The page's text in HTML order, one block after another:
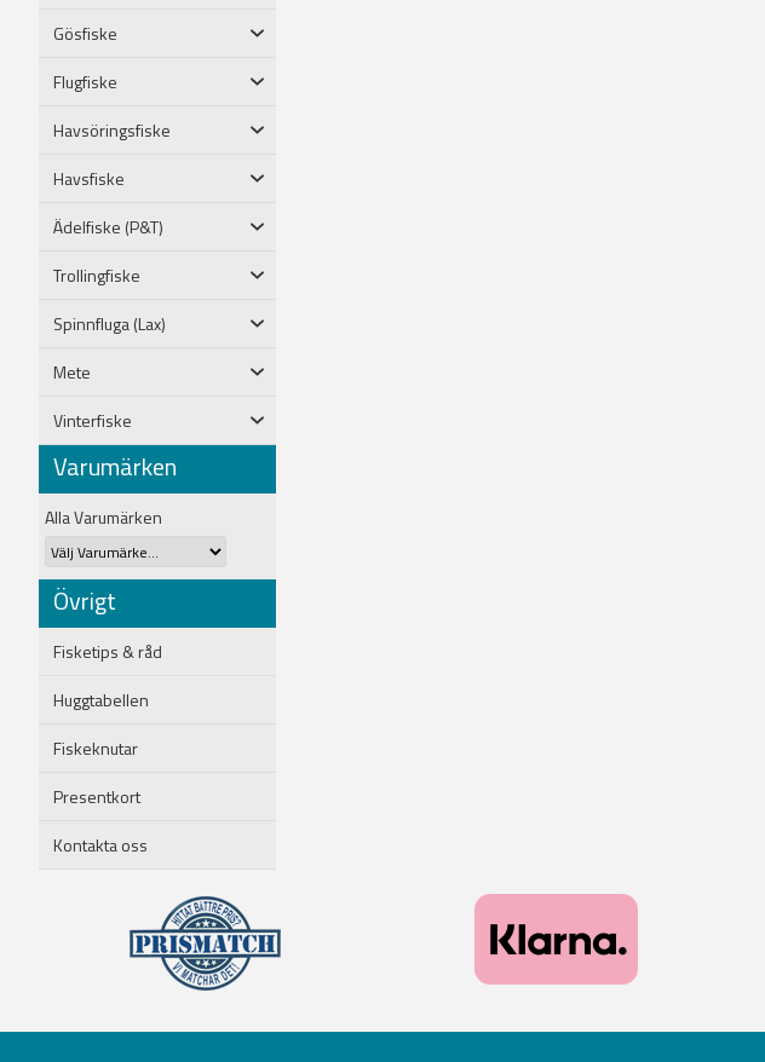
Gösfiske
Flugfiske
Havsöringsfiske
Havsfiske
Ädelfiske (P&T)
Trollingfiske
Spinnfluga (Lax)
Mete
Vinterfiske
Varumärken
Alla Varumärken
Övrigt
Fisketips & råd
Huggtabellen
Fiskeknutar
Presentkort
Kontakta oss